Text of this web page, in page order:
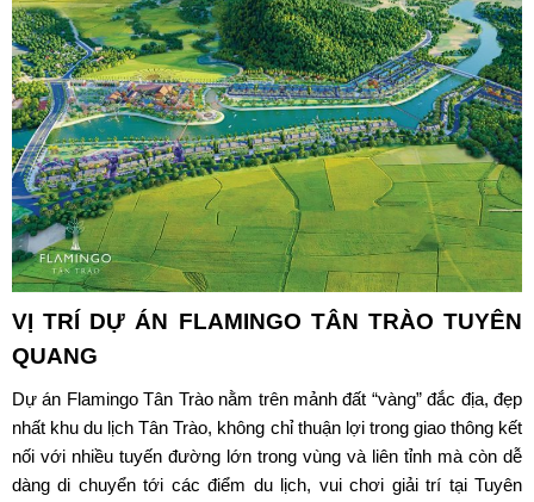
VỊ TRÍ DỰ ÁN FLAMINGO TÂN TRÀO TUYÊN
QUANG
Dự án Flamingo Tân Tràonằm trên mảnh đất “vàng” đắc địa, đẹp
nhất khu du lịch Tân Trào, không chỉ thuận lợi trong giao thông kết
nối với nhiều tuyến đường lớn trong vùng và liên tỉnh mà còn dễ
dàng di chuyển tới các điểm du lịch, vui chơi giải trí tại Tuyên